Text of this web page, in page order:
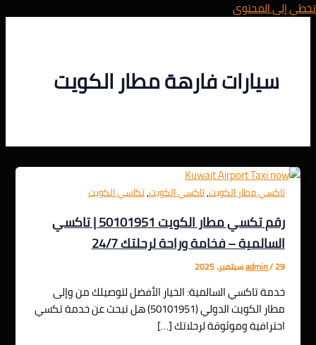
تخطي إلى المحتوى
سيارات فارهة مطار الكويت
تاكسي مطار الكويت,تاكسي الكويت,تكاسي الكويت
رقم تكسي مطار الكويت 50101951 | تاكسي
السالمية – فخامة وراحة لرحلتك 24/7
admin/29 سبتمبر، 2025
خدمة تاكسي السالمية: الخيار الأفضل لتوصيلك من وإلى
مطار الكويت الدولي (50101951) هل تبحث عن خدمة تكسي
احترافية وموثوقة لرحلاتك […]